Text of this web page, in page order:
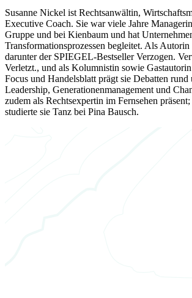
Susanne Nickel ist Rechtsanwältin,
Executive Coach. Sie war viele Jahre
Gruppe und bei Kienbaum und hat
Transformationsprozessen begleitet. Als Autorin
darunter der SPIEGEL-Bestseller Verzogen.
Verletzt., und als Kolumnistin sowie
Focus und Handelsblatt prägt sie Debatten
Leadership, Generationenmanagement und
zudem als Rechtsexpertin im Fernsehen
studierte sie Tanz bei Pina Bausch.